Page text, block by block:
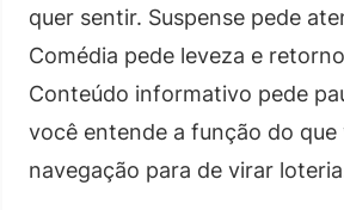
quer sentir. Suspense pede
Comédia pede leveza e
Conteúdo informativo pede
você entende a função do que
navegação para de virar